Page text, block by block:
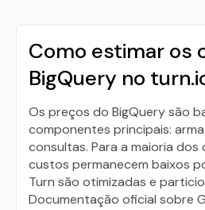
Como estimar os
BigQuery no
Os preços do BigQuery são
componentes principais:
consultas. Para a maioria dos
custos permanecem baixos
Turn são otimizadas e
Documentação oficial sobre